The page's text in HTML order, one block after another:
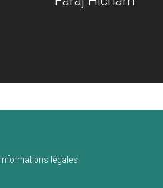
Informations légales